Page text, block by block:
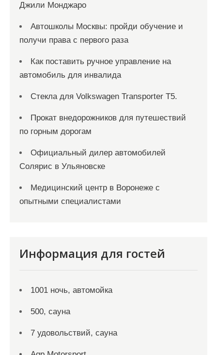
Джили Монджаро
Автошколы Москвы: пройди обучение и
получи права с первого раза
Как поставить ручное управление на
автомобиль для инвалида
Стекла для Volkswagen Transporter T5.
Прокат внедорожников для путешествий
по горным дорогам
Официальный дилер автомобилей
Солярис в Ульяновске
Медицинский центр в Воронеже с
опытными специалистами
Информация для гостей
1001 ночь, автомойка
500, сауна
7 удовольствий, сауна